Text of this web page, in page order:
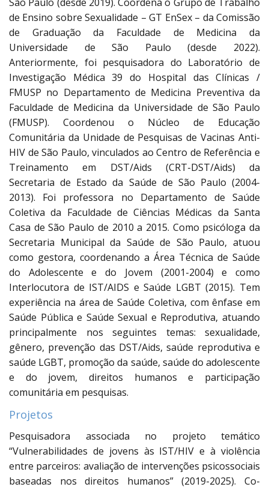
de Ensino sobre Sexualidade – GT EnSex – da Comissão
de Graduação da Faculdade de Medicina da
Universidade de São Paulo (desde 2022).
Anteriormente, foi pesquisadora do Laboratório de
Investigação Médica 39 do Hospital das Clínicas /
FMUSP no Departamento de Medicina Preventiva da
Faculdade de Medicina da Universidade de São Paulo
(FMUSP). Coordenou o Núcleo de Educação
Comunitária da Unidade de Pesquisas de Vacinas Anti-
HIV de São Paulo, vinculados ao Centro de Referência e
Treinamento em DST/Aids (CRT-DST/Aids) da
Secretaria de Estado da Saúde de São Paulo (2004-
2013). Foi professora no Departamento de Saúde
Coletiva da Faculdade de Ciências Médicas da Santa
Casa de São Paulo de 2010 a 2015. Como psicóloga da
Secretaria Municipal da Saúde de São Paulo, atuou
como gestora, coordenando a Área Técnica de Saúde
do Adolescente e do Jovem (2001-2004) e como
Interlocutora de IST/AIDS e Saúde LGBT (2015). Tem
experiência na área de Saúde Coletiva, com ênfase em
Saúde Pública e Saúde Sexual e Reprodutiva, atuando
principalmente nos seguintes temas: sexualidade,
gênero, prevenção das DST/Aids, saúde reprodutiva e
saúde LGBT, promoção da saúde, saúde do adolescente
e do jovem, direitos humanos e participação
comunitária em pesquisas.
Projetos
Pesquisadora associada no projeto temático
“Vulnerabilidades de jovens às IST/HIV e à violência
entre parceiros: avaliação de intervenções psicossociais
baseadas nos direitos humanos” (2019-2025). Co-